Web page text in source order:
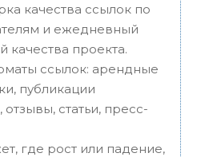
качества ссылок по
и ежедневный
качества проекта.
ссылок: арендные
публикации
статьи, пресс-
где рост или падение,